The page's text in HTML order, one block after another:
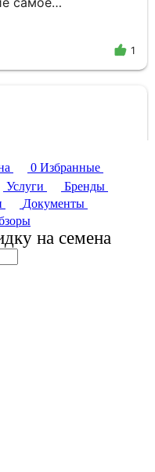
0 Избранные
Услуги
Бренды
Документы
на семена